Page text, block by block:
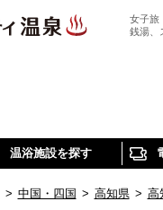
女子旅
銭湯、
温浴施設を探す
> 中国・四国 > 高知県 > 高